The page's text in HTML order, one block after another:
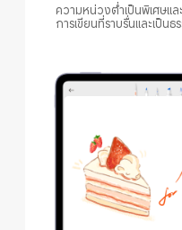
ความหน่วงต่ำเป็นพิเศษแ
การเขียนที่ราบรื่นและเป็น